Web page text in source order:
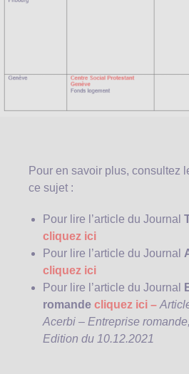
Pour en savoir plus, consultez
ce sujet :
Pour lire l’article du Journal
cliquez ici
Pour lire l’article du Journal
cliquez ici
Pour lire l’article du Journal
romande cliquez ici –
Acerbi – Entreprise
Edition du 10.12.2021